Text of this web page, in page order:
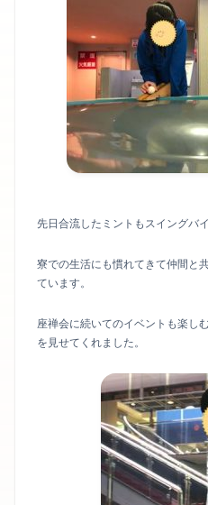
先日合流したミントもスイングバ
寮での生活にも慣れてきて仲間と
ています。
座禅会に続いてのイベントも楽し
を見せてくれました。